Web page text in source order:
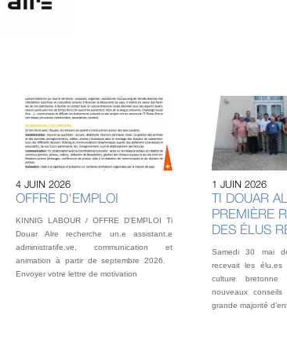
4 JUIN 2026
OFFRE D'EMPLOI
KINNIG LABOUR / OFFRE D'EMPLOI Ti
Douar Alre recherche un.e assistant.e
administratife.ve, communication et
animation à partir de septembre 2026.
Envoyer votre lettre de motivation
1 JUIN 2026
TI DOUAR
PREMIÈRE
DES ÉLUS
Samedi 30 mai
recevait les élu.es
culture
nouveaux
grande majorité